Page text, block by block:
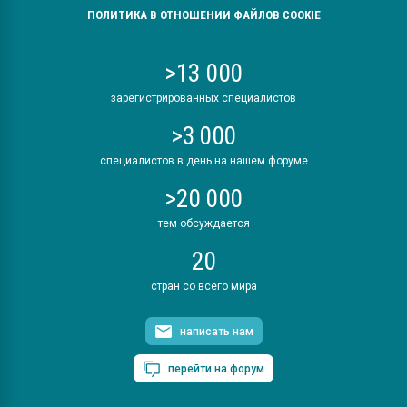
ПОЛИТИКА В ОТНОШЕНИИ ФАЙЛОВ COOKIE
>13 000
зарегистрированных специалистов
>3 000
специалистов в день на нашем форуме
>20 000
тем обсуждается
20
стран со всего мира
написать нам
перейти на форум